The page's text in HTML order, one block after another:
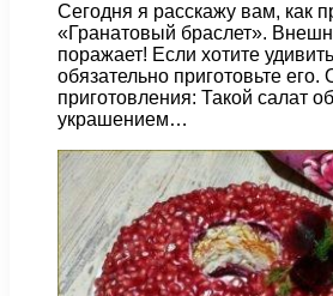
Сегодня я расскажу вам, как
«Гранатовый браслет».
поражает! Если хотите
обязательно приготовьте его.
приготовления: Такой салат
украшением…